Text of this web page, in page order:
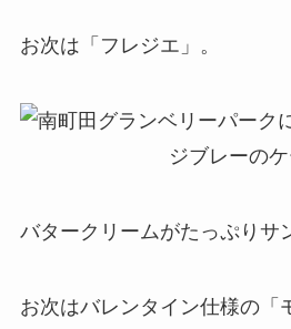
お次は「フレジエ」。
バタークリームがたっぷりサ
お次はバレンタイン仕様の「